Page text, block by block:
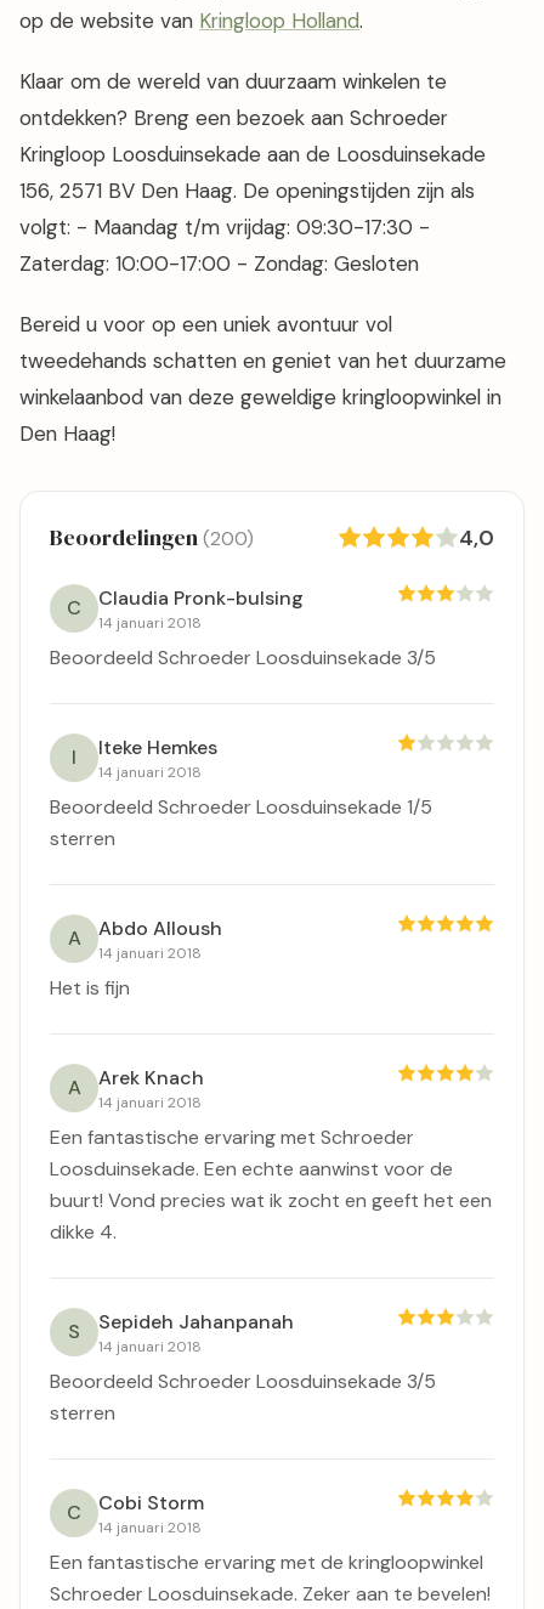
op de website van Kringloop Holland.
Klaar om de wereld van duurzaam winkelen te
ontdekken? Breng een bezoek aan Schroeder
Kringloop Loosduinsekade aan de Loosduinsekade
156, 2571 BV Den Haag. De openingstijden zijn als
volgt: - Maandag t/m vrijdag: 09:30-17:30 -
Zaterdag: 10:00-17:00 - Zondag: Gesloten
Bereid u voor op een uniek avontuur vol
tweedehands schatten en geniet van het duurzame
winkelaanbod van deze geweldige kringloopwinkel in
Den Haag!
Beoordelingen(200) 4,0
C Claudia Pronk-bulsing
14 januari 2018
Beoordeeld Schroeder Loosduinsekade 3/5
I Iteke Hemkes
14 januari 2018
Beoordeeld Schroeder Loosduinsekade 1/5
sterren
A Abdo Alloush
14 januari 2018
Het is fijn
A Arek Knach
14 januari 2018
Een fantastische ervaring met Schroeder
Loosduinsekade. Een echte aanwinst voor de
buurt! Vond precies wat ik zocht en geeft het een
dikke 4.
S Sepideh Jahanpanah
14 januari 2018
Beoordeeld Schroeder Loosduinsekade 3/5
sterren
C Cobi Storm
14 januari 2018
Een fantastische ervaring met de kringloopwinkel
Schroeder Loosduinsekade. Zeker aan te bevelen!